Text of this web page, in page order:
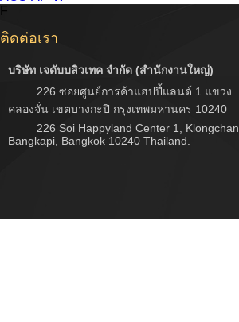
F
ติดต่อเรา
บริษัท เจดับบลิวเทค จำกัด (สำนักงานใหญ่)
226 ซอยศูนย์การค้าแฮปปี้แลนด์ 1 แขวง
คลองจั่น เขตบางกะปิ กรุงเทพมหานคร 10240
226 Soi Happyland Center 1, Klongchan,
Bangkapi, Bangkok 10240 Thailand.